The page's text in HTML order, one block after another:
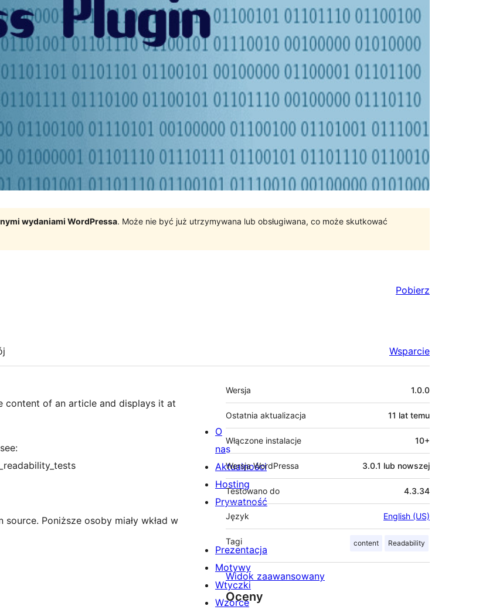
wydaniami WordPressa. Może nie być już utrzymywana lub obsługiwana, co może skutkować
Pobierz
Wsparcie
content of an article and displays it at
Poniższe osoby miały wkład w
Meta
Wersja 1.0.0
Ostatnia aktualizacja 11 lat temu
Włączone instalacje 10+
Wersja WordPressa 3.0.1 lub nowszej
Testowano do 4.3.34
Język English (US)
Tagi content Readability
Widok zaawansowany
Oceny
O
nas
Aktualności
Hosting
Prywatność
Prezentacja
Motywy
Wtyczki
Wzorce